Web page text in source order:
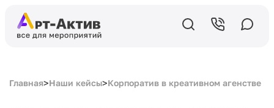
Главная>Наши кейсы>Корпоратив в креативном агенстве